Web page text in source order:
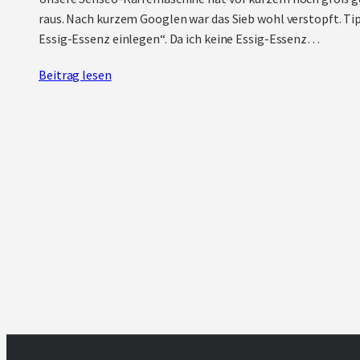
raus. Nach kurzem Googlen war das Sieb wohl verstopft.
Essig-Essenz einlegen“. Da ich keine Essig-Essenz…
Beitrag lesen